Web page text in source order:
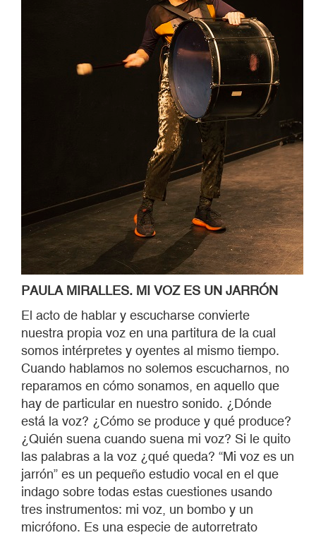
PAULA MIRALLES. MI VOZ ES UN JARRÓN
El acto de hablar y escucharse convierte
nuestra propia voz en una partitura de la cual
somos intérpretes y oyentes al mismo tiempo.
Cuando hablamos no solemos escucharnos, no
reparamos en cómo sonamos, en aquello que
hay de particular en nuestro sonido. ¿Dónde
está la voz? ¿Cómo se produce y qué produce?
¿Quién suena cuando suena mi voz? Si le quito
las palabras a la voz ¿qué queda? “Mi voz es un
jarrón” es un pequeño estudio vocal en el que
indago sobre todas estas cuestiones usando
tres instrumentos: mi voz, un bombo y un
micrófono. Es una especie de autorretrato